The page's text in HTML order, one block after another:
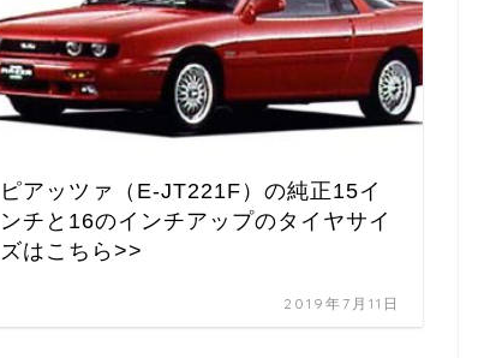
ピアッツァ（E-JT221F）の純正15イ
ンチと16のインチアップのタイヤサイ
ズはこちら>>
2019年7月11日